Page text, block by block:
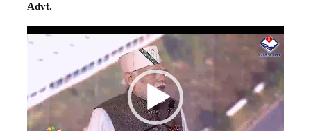
Advt.
Video